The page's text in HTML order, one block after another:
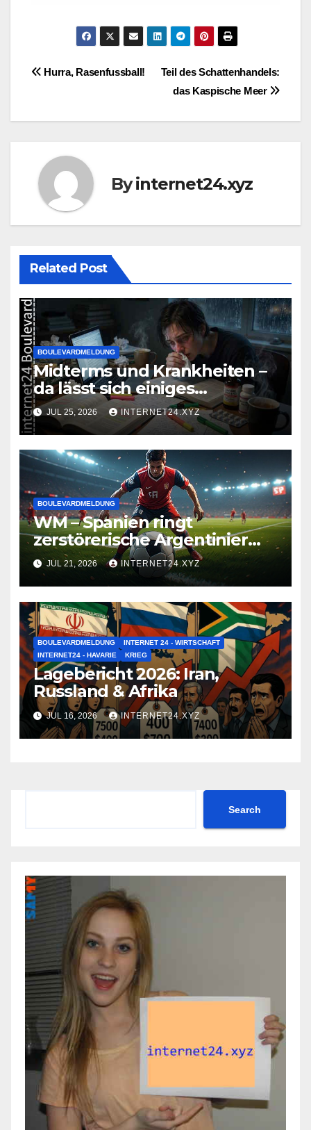
Post
Teil des Schattenhandels:
das Kaspische Meer
Hurra, Rasenfussball!
Byinternet24.xyz
Related Post
BOULEVARDMELDUNG
Midterms und Krankheiten –
da lässt sich einiges
zusammenbrauen!
JUL 25, 2026 INTERNET24.XYZ
BOULEVARDMELDUNG
WM – Spanien ringt
zerstörerische Argentinier
nieder
JUL 21, 2026 INTERNET24.XYZ
BOULEVARDMELDUNG
INTERNET 24 - WIRTSCHAFT
INTERNET24 - HAVARIE
KRIEG
Lagebericht 2026: Iran,
Russland & Afrika
JUL 16, 2026 INTERNET24.XYZ
Search